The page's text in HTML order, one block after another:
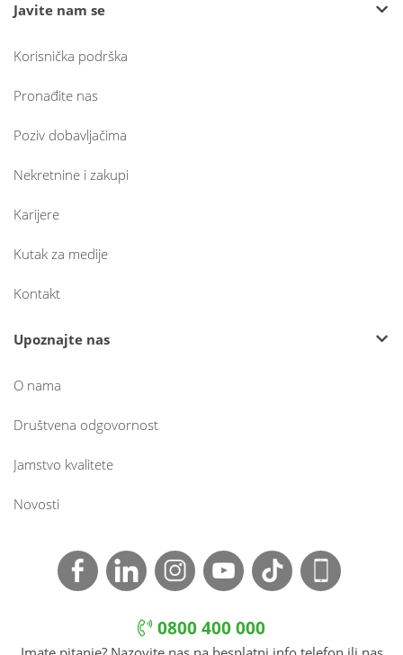
Javite nam se
Korisnička podrška
Pronađite nas
Poziv dobavljačima
Nekretnine i zakupi
Karijere
Kutak za medije
Kontakt
Upoznajte nas
O nama
Društvena odgovornost
Jamstvo kvalitete
Novosti
0800 400 000